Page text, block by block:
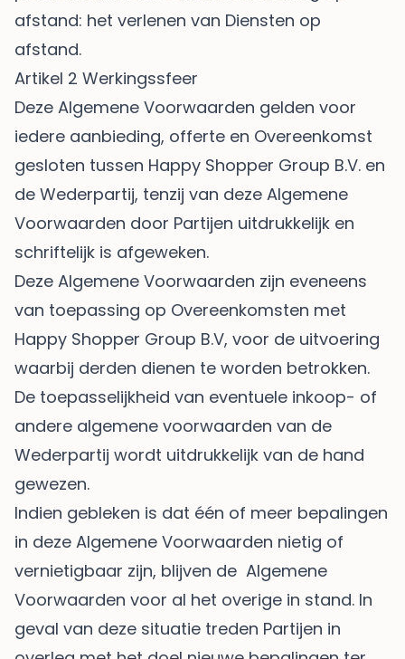
afstand: het verlenen van Diensten op
afstand.
Artikel 2 Werkingssfeer
Deze Algemene Voorwaarden gelden voor
iedere aanbieding, offerte en Overeenkomst
gesloten tussen Happy Shopper Group B.V. en
de Wederpartij, tenzij van deze Algemene
Voorwaarden door Partijen uitdrukkelijk en
schriftelijk is afgeweken.
Deze Algemene Voorwaarden zijn eveneens
van toepassing op Overeenkomsten met
Happy Shopper Group B.V, voor de uitvoering
waarbij derden dienen te worden betrokken.
De toepasselijkheid van eventuele inkoop- of
andere algemene voorwaarden van de
Wederpartij wordt uitdrukkelijk van de hand
gewezen.
Indien gebleken is dat één of meer bepalingen
in deze Algemene Voorwaarden nietig of
vernietigbaar zijn, blijven de Algemene
Voorwaarden voor al het overige in stand. In
geval van deze situatie treden Partijen in